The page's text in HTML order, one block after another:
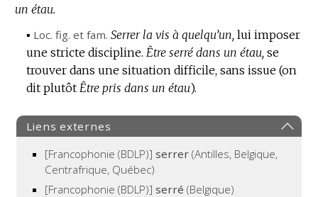
un étau.
▪ Loc. fig. et fam. Serrer la vis à quelqu’un, lui imposer
une stricte discipline. Être serré dans un étau, se
trouver dans une situation difficile, sans issue (on
dit plutôt Être pris dans un étau).
Liens externes
[Francophonie (BDLP)] serrer (Antilles, Belgique,
Centrafrique, Québec)
[Francophonie (BDLP)] serré (Belgique)